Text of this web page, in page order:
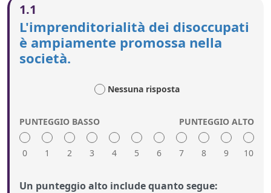
1.1
L'imprenditorialità dei disoccupati
è ampiamente promossa nella
società.
Nessuna risposta
PUNTEGGIO BASSO
0 1 2 3 4 5 6 7 8 9
PUNTEGGIO ALTO
10
Un punteggio alto include quanto segue: